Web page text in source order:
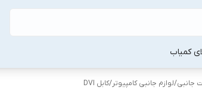
کمیاب
جانبی/لوازم جانبی کامپیوتر/کابل DVI